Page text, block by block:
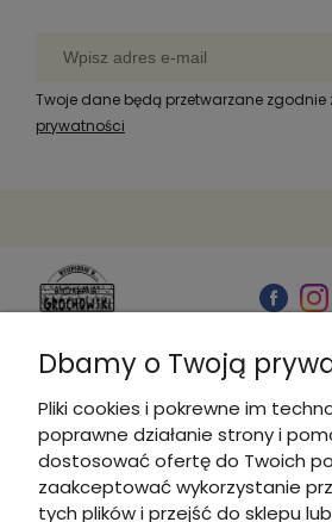
Twoje dane będą przetwarzane zgodnie
prywatności
Kontakt
Informacje
Dbamy o Twoją
Pliki cookies i pokrewne im
poprawne działanie strony i
dostosować ofertę do Twoich
zaakceptować wykorzystanie
tych plików i przejść do sklepu